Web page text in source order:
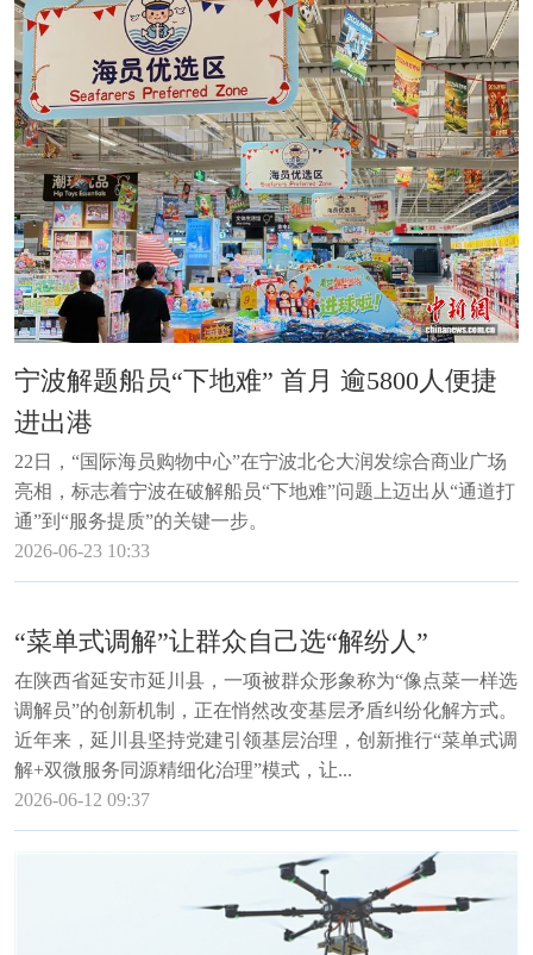
宁波解题船员“下地难” 首月 逾5800人便捷
进出港
22日，“国际海员购物中心”在宁波北仑大润发综合商业广场
亮相，标志着宁波在破解船员“下地难”问题上迈出从“通道打
通”到“服务提质”的关键一步。
2026-06-23 10:33
“菜单式调解”让群众自己选“解纷人”
在陕西省延安市延川县，一项被群众形象称为“像点菜一样选
调解员”的创新机制，正在悄然改变基层矛盾纠纷化解方式。
近年来，延川县坚持党建引领基层治理，创新推行“菜单式调
解+双微服务同源精细化治理”模式，让...
2026-06-12 09:37